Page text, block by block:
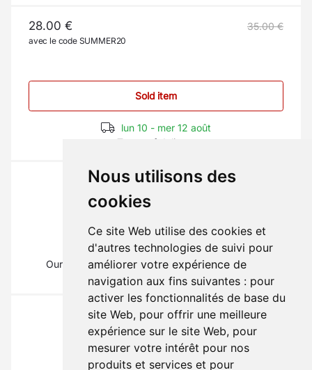
Nous utilisons des
cookies
Ce site Web utilise des cookies et
d'autres technologies de suivi pour
améliorer votre expérience de
navigation aux fins suivantes : pour
activer les fonctionnalités de base du
site Web, pour offrir une meilleure
expérience sur le site Web, pour
mesurer votre intérêt pour nos
produits et services et pour
28.00 € 35.00 €
avec le code SUMMER20
Sold item
lun 10 - mer 12 août
Terms of delivery
The part you need?
Our mechanics will inform you on01 69 88 16 16
(Type 1)